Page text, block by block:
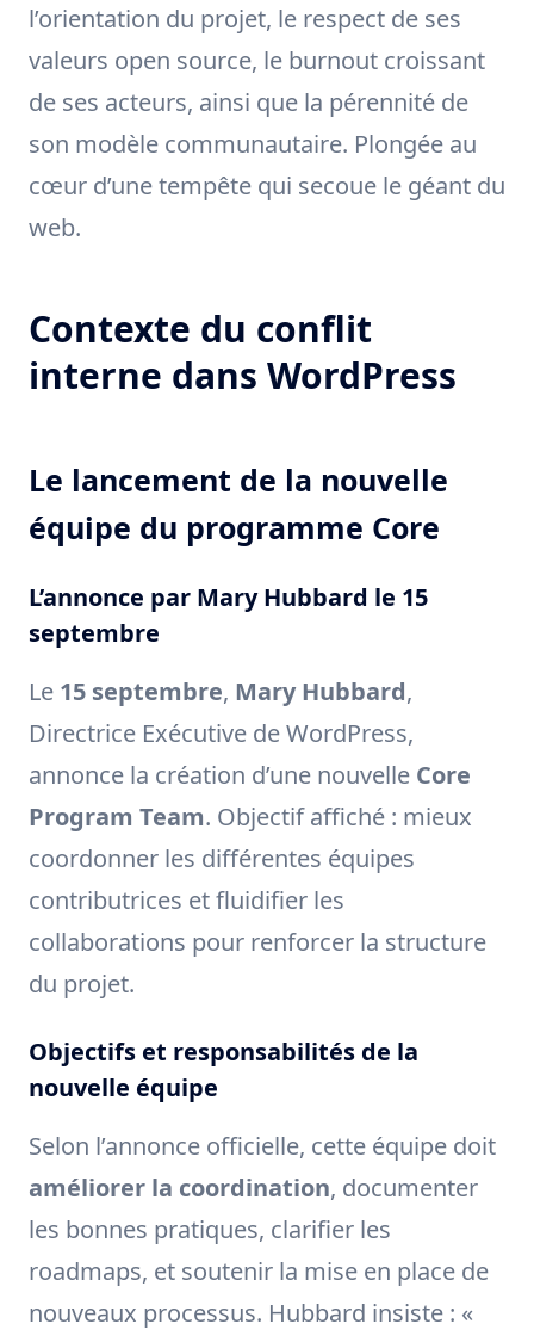
l’orientation du projet, le respect de ses
valeurs open source, le burnout croissant
de ses acteurs, ainsi que la pérennité de
son modèle communautaire. Plongée au
cœur d’une tempête qui secoue le géant du
web.
Contexte du conflit
interne dans WordPress
Le lancement de la nouvelle
équipe du programme Core
L’annonce par Mary Hubbard le 15
septembre
Le 15 septembre, Mary Hubbard,
Directrice Exécutive de WordPress,
annonce la création d’une nouvelle Core
Program Team. Objectif affiché : mieux
coordonner les différentes équipes
contributrices et fluidifier les
collaborations pour renforcer la structure
du projet.
Objectifs et responsabilités de la
nouvelle équipe
Selon l’annonce officielle, cette équipe doit
améliorer la coordination, documenter
les bonnes pratiques, clarifier les
roadmaps, et soutenir la mise en place de
nouveaux processus. Hubbard insiste : «